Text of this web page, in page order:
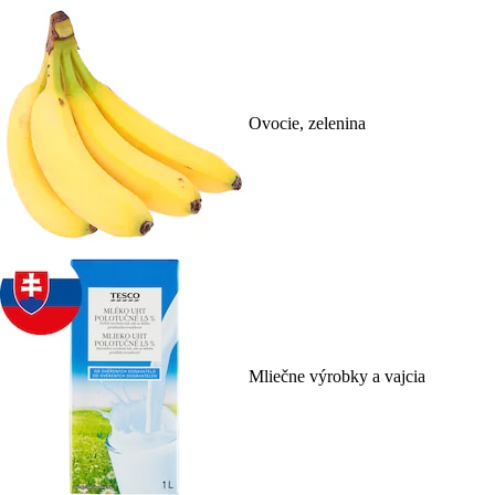
Ovocie, zelenina
Mliečne výrobky a vajcia